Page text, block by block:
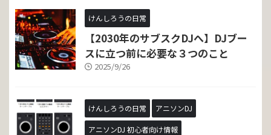
けんしろうの日常
【2030年のサブスクDJへ】DJブー
スに立つ前に必要な３つのこと
2025/9/26
けんしろうの日常 アニソンDJ
アニソンDJ 初心者向け情報